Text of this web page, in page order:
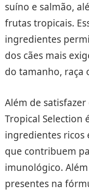
suíno e salmão,
frutas tropicais.
ingredientes
dos cães mais
do tamanho, raça
Além de
Tropical Selection
ingredientes ricos
que contribuem
imunológico.
presentes na